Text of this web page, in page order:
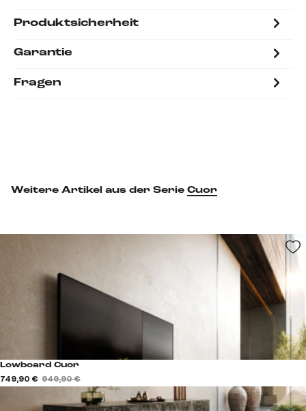
Produktsicherheit
Garantie
Fragen
Weitere Artikel aus der Serie Cuor
Lowboard Cuor
749,90 € 949,90 €